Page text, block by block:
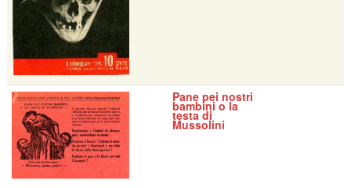
Pane pei nostri
bambini o la
testa di
Mussolini